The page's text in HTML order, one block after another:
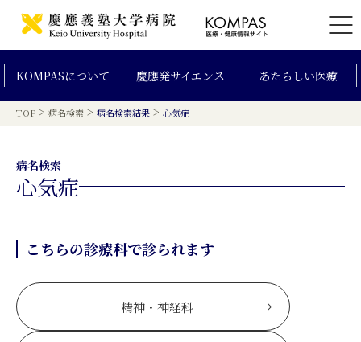
KOMPASについて 慶應発サイエンス あたらしい医療
TOP > 病名検索 > 病名検索結果 > 心気症
病名検索
心気症
こちらの診療科で診られます
精神・神経科